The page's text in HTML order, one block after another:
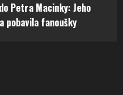
Petra Macinky: Jeho
pobavila fanoušky